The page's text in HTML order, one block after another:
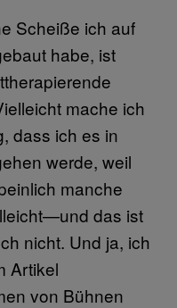
Scheiße ich auf
habe, ist
mache ich
dass ich es in
werde, weil
manche
das ist
nicht. Und ja, ich
Artikel
von Bühnen